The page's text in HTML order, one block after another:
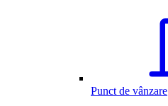
Punct de vânzare